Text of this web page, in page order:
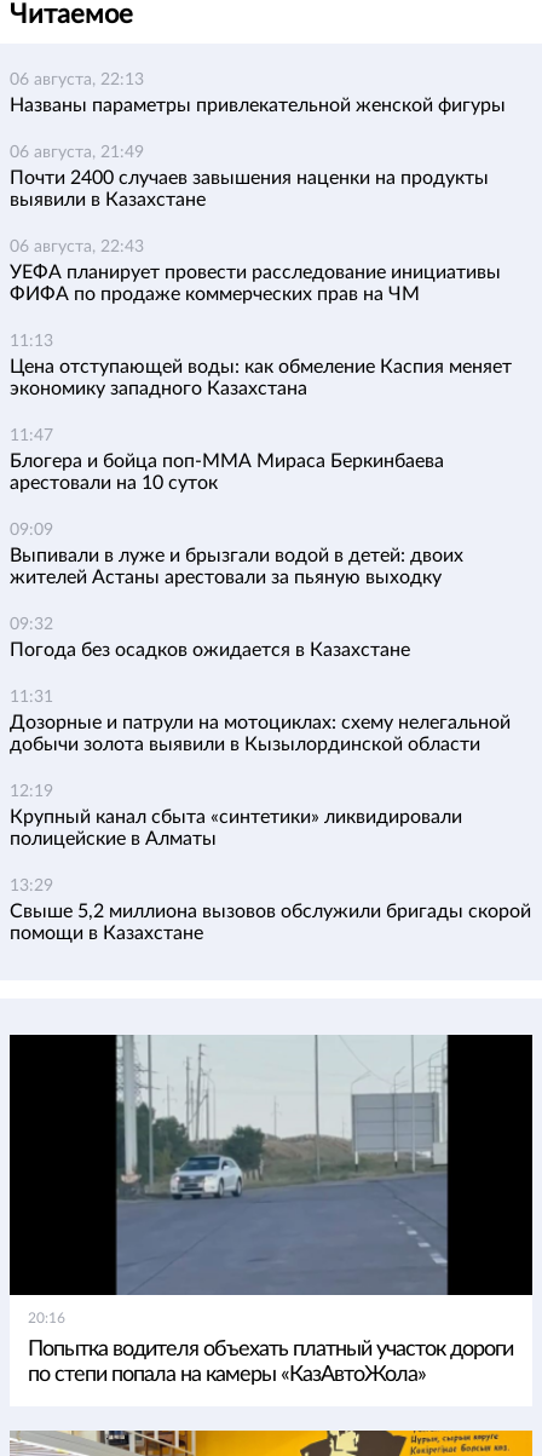
Читаемое
06 августа, 22:13
Названы параметры привлекательной женской фигуры
06 августа, 21:49
Почти 2400 случаев завышения наценки на продукты
выявили в Казахстане
06 августа, 22:43
УЕФА планирует провести расследование инициативы
ФИФА по продаже коммерческих прав на ЧМ
11:13
Цена отступающей воды: как обмеление Каспия меняет
экономику западного Казахстана
11:47
Блогера и бойца поп-ММА Мираса Беркинбаева
арестовали на 10 суток
09:09
Выпивали в луже и брызгали водой в детей: двоих
жителей Астаны арестовали за пьяную выходку
09:32
Погода без осадков ожидается в Казахстане
11:31
Дозорные и патрули на мотоциклах: схему нелегальной
добычи золота выявили в Кызылординской области
12:19
Крупный канал сбыта «синтетики» ликвидировали
полицейские в Алматы
13:29
Свыше 5,2 миллиона вызовов обслужили бригады скорой
помощи в Казахстане
20:16
Попытка водителя объехать платный участок дороги
по степи попала на камеры «КазАвтоЖола»